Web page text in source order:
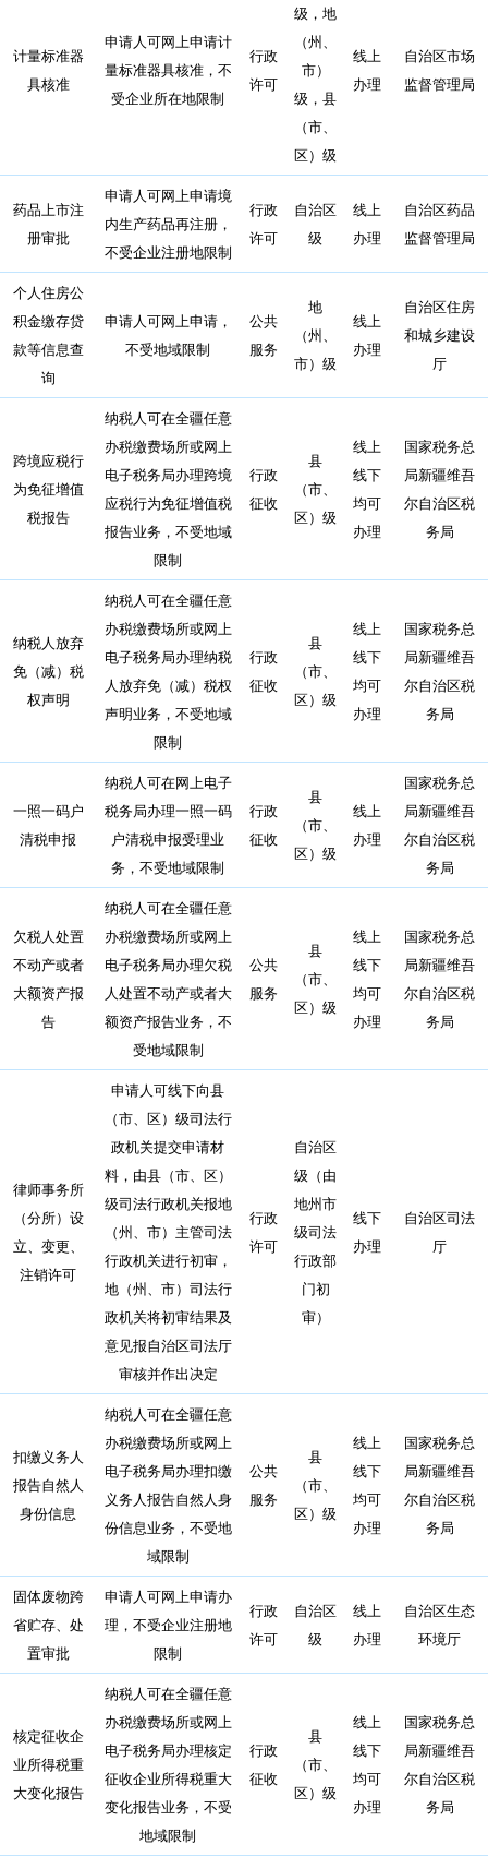
计量标准器
具核准
申请人可网上申请计
量标准器具核准，不
受企业所在地限制
行政
许可
级，地
（州、
市）
级，县
（市、
区）级
线上
办理
自治区市场
监督管理局
药品上市注
册审批
申请人可网上申请境
内生产药品再注册，
不受企业注册地限制
行政
许可
自治区
级
线上
办理
自治区药品
监督管理局
个人住房公
积金缴存贷
款等信息查
询
申请人可网上申请，
不受地域限制
公共
服务
地
（州、
市）级
线上
办理
自治区住房
和城乡建设
厅
跨境应税行
为免征增值
税报告
纳税人可在全疆任意
办税缴费场所或网上
电子税务局办理跨境
应税行为免征增值税
报告业务，不受地域
限制
行政
征收
县
（市、
区）级
线上
线下
均可
办理
国家税务总
局新疆维吾
尔自治区税
务局
纳税人放弃
免（减）税
权声明
纳税人可在全疆任意
办税缴费场所或网上
电子税务局办理纳税
人放弃免（减）税权
声明业务，不受地域
限制
行政
征收
县
（市、
区）级
线上
线下
均可
办理
国家税务总
局新疆维吾
尔自治区税
务局
一照一码户
清税申报
纳税人可在网上电子
税务局办理一照一码
户清税申报受理业
务，不受地域限制
行政
征收
县
（市、
区）级
线上
办理
国家税务总
局新疆维吾
尔自治区税
务局
欠税人处置
不动产或者
大额资产报
告
纳税人可在全疆任意
办税缴费场所或网上
电子税务局办理欠税
人处置不动产或者大
额资产报告业务，不
受地域限制
公共
服务
县
（市、
区）级
线上
线下
均可
办理
国家税务总
局新疆维吾
尔自治区税
务局
律师事务所
（分所）设
立、变更、
注销许可
申请人可线下向县
（市、区）级司法行
政机关提交申请材
料，由县（市、区）
级司法行政机关报地
（州、市）主管司法
行政机关进行初审，
地（州、市）司法行
政机关将初审结果及
意见报自治区司法厅
审核并作出决定
行政
许可
自治区
级（由
地州市
级司法
行政部
门初
审）
线下
办理
自治区司法
厅
扣缴义务人
报告自然人
身份信息
纳税人可在全疆任意
办税缴费场所或网上
电子税务局办理扣缴
义务人报告自然人身
份信息业务，不受地
域限制
公共
服务
县
（市、
区）级
线上
线下
均可
办理
国家税务总
局新疆维吾
尔自治区税
务局
固体废物跨
省贮存、处
置审批
申请人可网上申请办
理，不受企业注册地
限制
行政
许可
自治区
级
线上
办理
自治区生态
环境厅
核定征收企
业所得税重
大变化报告
纳税人可在全疆任意
办税缴费场所或网上
电子税务局办理核定
征收企业所得税重大
变化报告业务，不受
地域限制
行政
征收
县
（市、
区）级
线上
线下
均可
办理
国家税务总
局新疆维吾
尔自治区税
务局